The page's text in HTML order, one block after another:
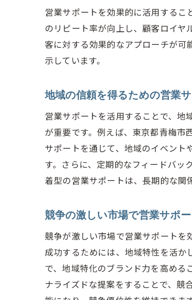
営業サポートを効果的に活用するこ
のリピート率が向上し、顧客ロイヤ
客に対する効果的なアプローチが可
示しています。
地域の信頼を得るための営業
営業サポートを活用することで、地
が重要です。例えば、東京都青梅市
サポートを通じて、地域のイベント
す。さらに、定期的なフィードバッ
着型の営業サポートは、長期的な関
競争の激しい市場で営業サポ
競争が激しい市場で営業サポート
成功するためには、地域特性を活か
で、地域特化のブランド力を高める
ナライズドな提案をすることで、競